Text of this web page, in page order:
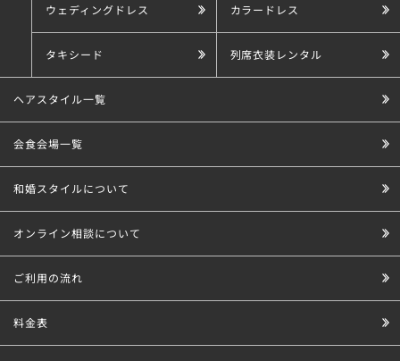
ウェディングドレス カラードレス
タキシード 列席衣装レンタル
ヘアスタイル一覧
会食会場一覧
和婚スタイルについて
オンライン相談について
ご利用の流れ
料金表